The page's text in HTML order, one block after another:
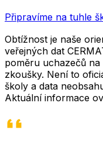
Připravíme na tuhle
Obtížnost je naše
veřejných dat
poměru uchazečů
zkoušky. Není to
školy a data
Aktuální informace